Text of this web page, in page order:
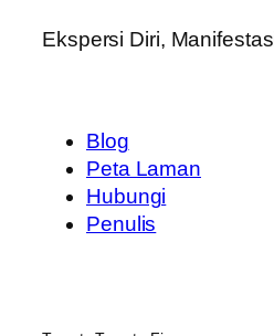
Ekspersi Diri,
Blog
Peta Laman
Hubungi
Penulis